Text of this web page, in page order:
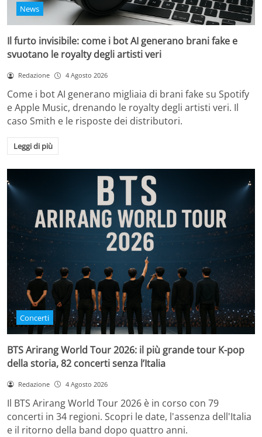
News
Il furto invisibile: come i bot AI generano brani fake e
svuotano le royalty degli artisti veri
Redazione 4 Agosto 2026
Come i bot AI generano migliaia di brani fake su Spotify
e Apple Music, drenando le royalty degli artisti veri. Il
caso Smith e le risposte dei distributori.
Leggi di più
Concerti
BTS Arirang World Tour 2026: il più grande tour K-pop
della storia, 82 concerti senza l’Italia
Redazione 4 Agosto 2026
Il BTS Arirang World Tour 2026 è in corso con 79
concerti in 34 regioni. Scopri le date, l'assenza dell'Italia
e il ritorno della band dopo quattro anni.